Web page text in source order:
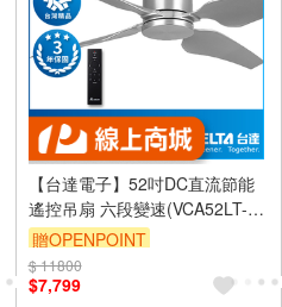
【台達電子】52吋DC直流節能
遙控吊扇 六段變速(VCA52LT-
Q32CP)
贈OPENPOINT
訂單滿999享9折
$ 11800
$7,799